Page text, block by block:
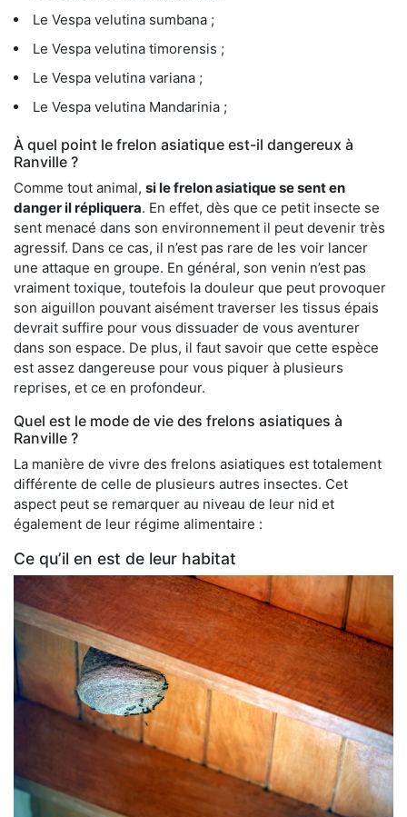
Le Vespa velutina sumbana ;
Le Vespa velutina timorensis ;
Le Vespa velutina variana ;
Le Vespa velutina Mandarinia ;
À quel point le frelon asiatique est-il dangereux à
Ranville ?
Comme tout animal, si le frelon asiatique se sent en
danger il répliquera. En effet, dès que ce petit insecte se
sent menacé dans son environnement il peut devenir très
agressif. Dans ce cas, il n’est pas rare de les voir lancer
une attaque en groupe. En général, son venin n’est pas
vraiment toxique, toutefois la douleur que peut provoquer
son aiguillon pouvant aisément traverser les tissus épais
devrait suffire pour vous dissuader de vous aventurer
dans son espace. De plus, il faut savoir que cette espèce
est assez dangereuse pour vous piquer à plusieurs
reprises, et ce en profondeur.
Quel est le mode de vie des frelons asiatiques à
Ranville ?
La manière de vivre des frelons asiatiques est totalement
différente de celle de plusieurs autres insectes. Cet
aspect peut se remarquer au niveau de leur nid et
également de leur régime alimentaire :
Ce qu’il en est de leur habitat